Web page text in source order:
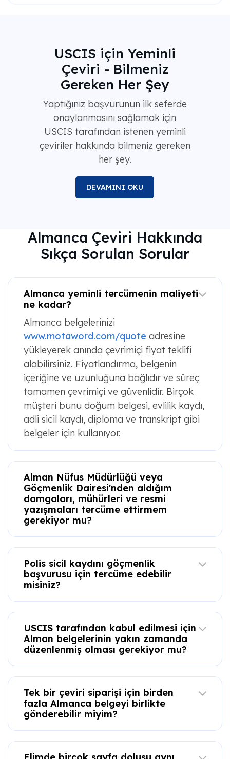
USCIS için Yeminli
Çeviri - Bilmeniz
Gereken Her Şey
Yaptığınız başvurunun ilk seferde
onaylanmasını sağlamak için
USCIS tarafından istenen yeminli
çeviriler hakkında bilmeniz gereken
her şey.
DEVAMINI OKU
Almanca Çeviri Hakkında
Sıkça Sorulan Sorular
Almanca yeminli tercümenin maliyeti
ne kadar?
Almanca belgelerinizi
www.motaword.com/quote adresine
yükleyerek anında çevrimiçi fiyat teklifi
alabilirsiniz. Fiyatlandırma, belgenin
içeriğine ve uzunluğuna bağlıdır ve süreç
tamamen çevrimiçi ve güvenlidir. Birçok
müşteri bunu doğum belgesi, evlilik kaydı,
adli sicil kaydı, diploma ve transkript gibi
belgeler için kullanıyor.
Alman Nüfus Müdürlüğü veya
Göçmenlik Dairesi'nden aldığım
damgaları, mühürleri ve resmi
yazışmaları tercüme ettirmem
gerekiyor mu?
Polis sicil kaydını göçmenlik
başvurusu için tercüme edebilir
misiniz?
USCIS tarafından kabul edilmesi için
Alman belgelerinin yakın zamanda
düzenlenmiş olması gerekiyor mu?
Tek bir çeviri siparişi için birden
fazla Almanca belgeyi birlikte
gönderebilir miyim?